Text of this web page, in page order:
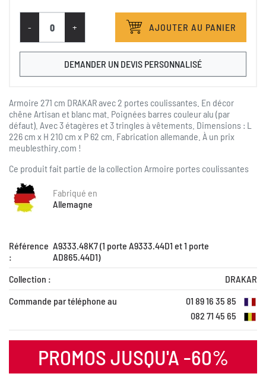
- + AJOUTER AU PANIER
DEMANDER UN DEVIS PERSONNALISÉ
Armoire 271 cm DRAKAR avec 2 portes coulissantes. En décor
chêne Artisan et blanc mat. Poignées barres couleur alu (par
défaut). Avec 3 étagères et 3 tringles à vêtements. Dimensions : L
226 cm x H 210 cm x P 62 cm. Fabrication allemande. À un prix
meublesthiry.com !
Ce produit fait partie de la collection Armoire portes coulissantes
Fabriqué en
Allemagne
Référence
:
A9333.48K7 (1 porte A9333.44D1 et 1 porte
AD865.44D1)
Collection :
DRAKAR
Commande par téléphone au
01 89 16 35 85
082 71 45 65
PROMOS JUSQU'A -60%